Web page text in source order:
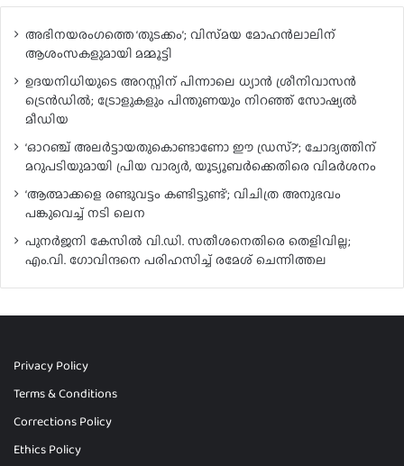
അഭിനയരംഗത്തെ ‘തുടക്കം’; വിസ്‍മയ മോഹന്‍ലാലിന്
ആശംസകളുമായി മമ്മൂട്ടി
ഉദയനിധിയുടെ അറസ്റ്റിന് പിന്നാലെ ധ്യാൻ ശ്രീനിവാസൻ
ട്രെൻഡിൽ; ട്രോളുകളും പിന്തുണയും നിറഞ്ഞ് സോഷ്യൽ
മീഡിയ
‘ഓറഞ്ച് അലർട്ടായതുകൊണ്ടാണോ ഈ ഡ്രസ്?’; ചോദ്യത്തിന്
മറുപടിയുമായി പ്രിയ വാര്യർ, യൂട്യൂബർക്കെതിരെ വിമർശനം
‘ആത്മാക്കളെ രണ്ടുവട്ടം കണ്ടിട്ടുണ്ട്’; വിചിത്ര അനുഭവം
പങ്കുവെച്ച് നടി ലെന
പുനർജനി കേസിൽ വി.ഡി. സതീശനെതിരെ തെളിവില്ല;
എം.വി. ഗോവിന്ദനെ പരിഹസിച്ച് രമേശ് ചെന്നിത്തല
Privacy Policy
Terms & Conditions
Corrections Policy
Ethics Policy